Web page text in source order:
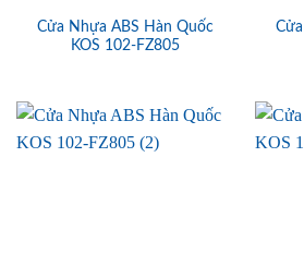
Cửa Nhựa ABS Hàn Quốc
KOS 102-FZ805